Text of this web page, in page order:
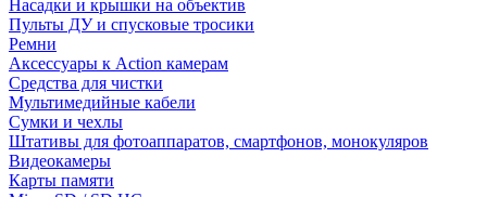
Насадки и крышки на объектив
Пульты ДУ и спусковые тросики
Ремни
Аксессуары к Action камерам
Средства для чистки
Мультимедийные кабели
Сумки и чехлы
Штативы для фотоаппаратов, смартфонов, монокуляров
Видеокамеры
Карты памяти